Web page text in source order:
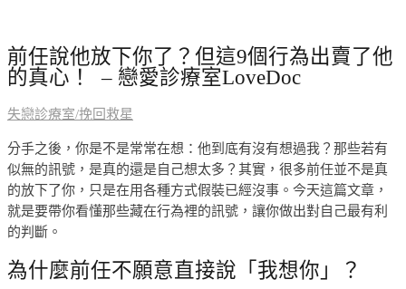
前任說他放下你了？但這9個行為出賣了他
的真心！ – 戀愛診療室LoveDoc
失戀診療室/挽回救星
分手之後，你是不是常常在想：他到底有沒有想過我？那些若有
似無的訊號，是真的還是自己想太多？其實，很多前任並不是真
的放下了你，只是在用各種方式假裝已經沒事。今天這篇文章，
就是要帶你看懂那些藏在行為裡的訊號，讓你做出對自己最有利
的判斷。
為什麼前任不願意直接說「我想你」？